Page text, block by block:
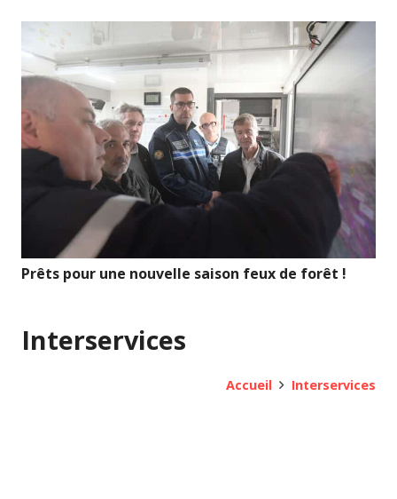
Prêts pour une nouvelle saison feux de forêt !
Interservices
Accueil Interservices